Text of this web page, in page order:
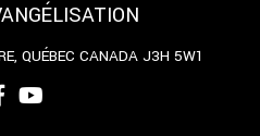
QUÉBEC CANADA J3H 5W1